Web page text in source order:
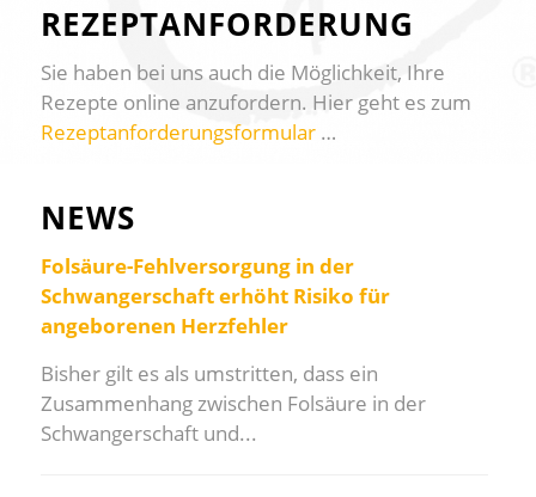
REZEPTANFORDERUNG
Sie haben bei uns auch die Möglichkeit, Ihre
Rezepte online anzufordern. Hier geht es zum
Rezeptanforderungsformular…
NEWS
Folsäure-Fehlversorgung in der
Schwangerschaft erhöht Risiko für
angeborenen Herzfehler
Bisher gilt es als umstritten, dass ein
Zusammenhang zwischen Folsäure in der
Schwangerschaft und...